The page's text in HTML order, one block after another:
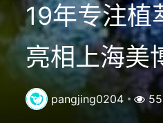
19年专注植
亮相上海美
pangjing0204